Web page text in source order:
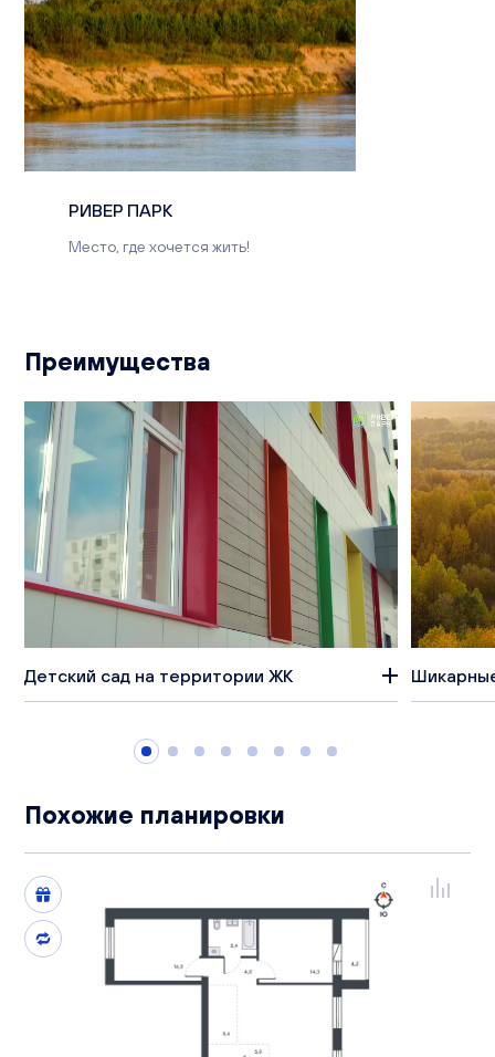
РИВЕР ПАРК
Место, где хочется жить!
Преимущества
Детский сад на территории ЖК
Похожие планировки